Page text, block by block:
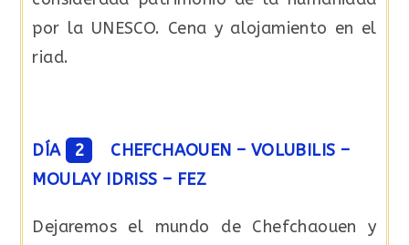
por la UNESCO. Cena y alojamiento en el
riad.
DÍA 2
CHEFCHAOUEN – VOLUBILIS –
MOULAY IDRISS – FEZ
Dejaremos el mundo de Chefchaouen y